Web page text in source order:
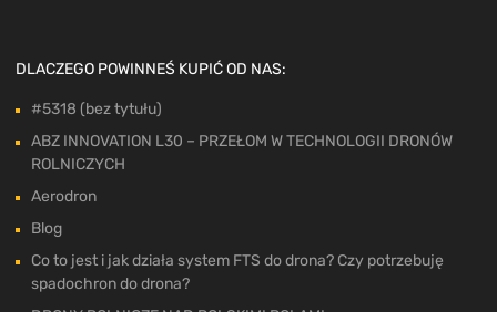
DLACZEGO POWINNEŚ KUPIĆ OD NAS:
#5318 (bez tytułu)
ABZ INNOVATION L30 – PRZEŁOM W TECHNOLOGII DRONÓW
ROLNICZYCH
Aerodron
Blog
Co to jest i jak działa system FTS do drona? Czy potrzebuję
spadochron do drona?